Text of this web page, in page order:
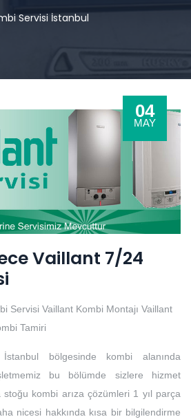
Servisi İstanbul
04
MAY
Vaillant 7/24
Servisi Vaillant Kombi Montajı Vaillant
Tamiri
bölgesinde kombi alanında
bu bölümde sizlere hizmet
kombi arıza çözümleri 1 yıl parça
nicesi hakkında kısa bir bilgilendirme